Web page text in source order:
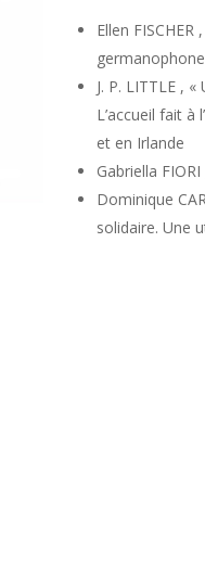
Ellen
J. P. LITTLE ,
L’accueil fait
et en Irlande
Gabriella
Dominique
solidaire. Une